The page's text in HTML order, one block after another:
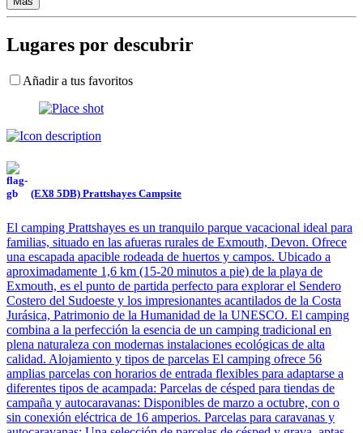
Lugares por descubrir
Añadir a tus favoritos
(EX8 5DB) Prattshayes Campsite
El camping Prattshayes es un tranquilo parque vacacional ideal para
familias, situado en las afueras rurales de Exmouth, Devon. Ofrece
una escapada apacible rodeada de huertos y campos. Ubicado a
aproximadamente 1,6 km (15-20 minutos a pie) de la playa de
Exmouth, es el punto de partida perfecto para explorar el Sendero
Costero del Sudoeste y los impresionantes acantilados de la Costa
Jurásica, Patrimonio de la Humanidad de la UNESCO. El camping
combina a la perfección la esencia de un camping tradicional en
plena naturaleza con modernas instalaciones ecológicas de alta
calidad. Alojamiento y tipos de parcelas El camping ofrece 56
amplias parcelas con horarios de entrada flexibles para adaptarse a
diferentes tipos de acampada: Parcelas de césped para tiendas de
campaña y autocaravanas: Disponibles de marzo a octubre, con o
sin conexión eléctrica de 16 amperios. Parcelas para caravanas y